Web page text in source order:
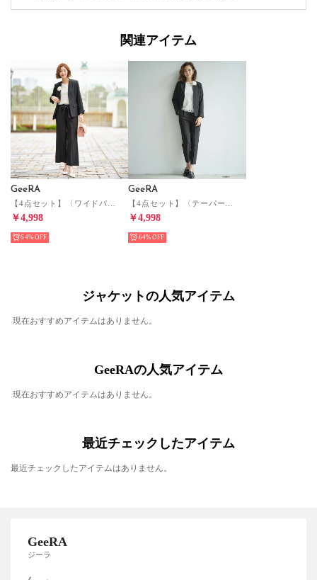
関連アイテム
GeeRA
￥4,998
64%
GeeRA
￥4,998
64%
ジャケットの人気アイテム
現在おすすめアイテムはありません。
GeeRAの人気アイテム
現在おすすめアイテムはありません。
最近チェックしたアイテム
最近チェックしたアイテムはありません。
GeeRA
ジーラ